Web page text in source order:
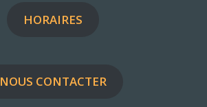
HORAIRES
NOUS CONTACTER